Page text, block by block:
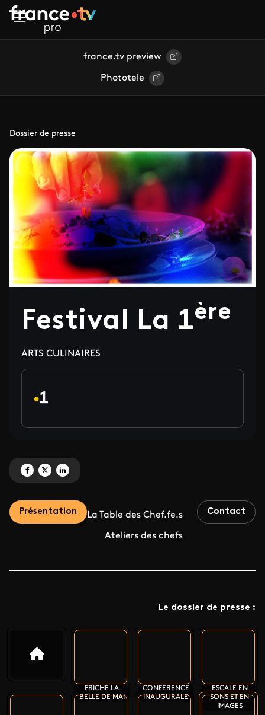
Aller au contenu principal
france.tv preview
Phototele
Dossier de presse
Festival La 1ère
ARTS CULINAIRES
Partagez 'Festival La 1<sup>ère' sur Facebook
Partagez 'Festival La 1<sup>ère' sur X
Partagez 'Festival La 1<sup>ère' sur LinkedIn
Présentation La Table des Chef.fe.s
Ateliers des chefs
Contact
Le dossier de presse :
FRICHE LA
BELLE DE MAI
CONFÉRENCE
INAUGURALE
ESCALE EN
SONS ET EN
IMAGES